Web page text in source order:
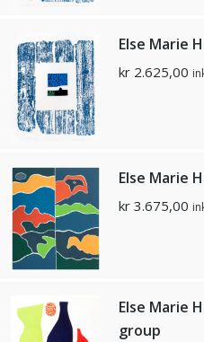
Else Marie
kr 2.625,00
Else Marie
kr 3.675,00
Else Marie
group